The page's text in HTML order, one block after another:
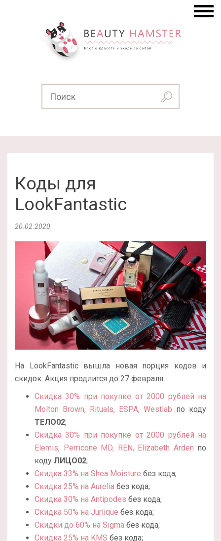
Коды для
LookFantastic
20.02.2020
На LookFantastic вышла новая порция кодов и
скидок. Акция продлится до 27 февраля.
Скидка 30% при покупке от 2000 рублей на
Molton Brown, Rituals, ESPA, Westlab по коду
ТЕЛО02;
Скидка 30% при покупке от 2000 рублей на
Elemis, Perricone MD, REN, Elizabeth Arden по
коду ЛИЦО02;
Скидка 33% на Shea Moisture без кода;
Скидка 25% на Aurelia без кода;
Скидка 30% на Antipodes без кода;
Скидка 50% на Jurlique без кода;
Скидки до 60% на Sigma без кода;
Скидка 25% на KMS без кода;